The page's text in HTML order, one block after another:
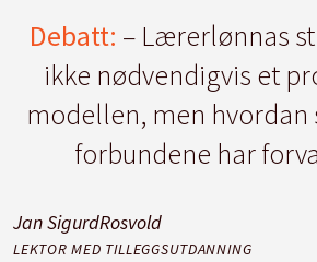
Debatt: – Lærerlønnas
ikke nødvendigvis et
modellen, men hvordan
forbundene har
Jan SigurdRosvold
LEKTOR MED TILLEGGSUTDANNING